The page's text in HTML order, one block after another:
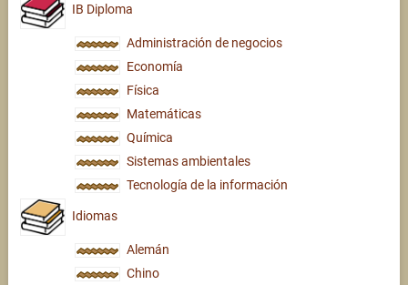
IB Diploma
Administración de negocios
Economía
Física
Matemáticas
Química
Sistemas ambientales
Tecnología de la información
Idiomas
Alemán
Chino